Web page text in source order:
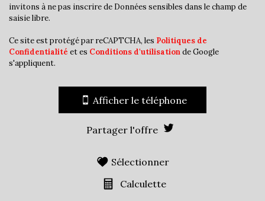
Familles avec 1 ou 2 enfants
44,05 %
Appartements
Familles avec 3 enfants
invitons à ne pas inscrire de Données sensibles dans le champ de
saisie libre.
Ce site est protégé par reCAPTCHA, les Politiques de
Confidentialité et es Conditions d'utilisationde Google
s'appliquent.
Afficher le téléphone
Partager l'offre
Sélectionner
Calculette